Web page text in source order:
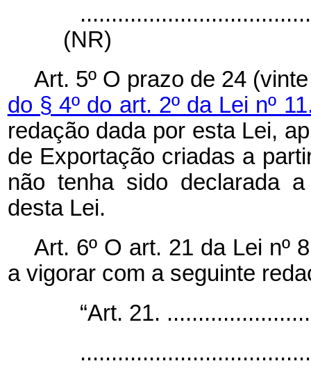
(NR)
Art. 5º O prazo de 24
do § 4º do art. 2º da Lei nº
redação dada por esta Lei,
de Exportação criadas a
não tenha sido declarada
desta Lei.
Art. 6º O art. 21 da Lei nº
a vigorar com a seguinte
“Art. 21.